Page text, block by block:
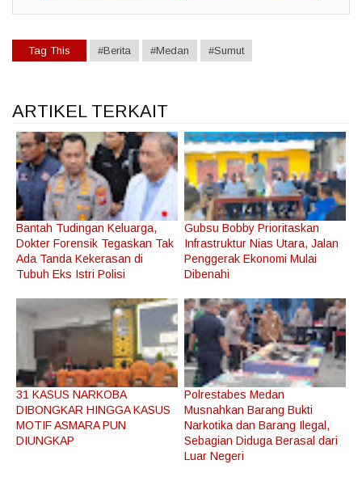
Tag This #Berita #Medan #Sumut
ARTIKEL TERKAIT
Bantah Tudingan Keluarga,
Dokter Forensik Tegaskan Tak
Ada Tanda Kekerasan di
Tubuh Eks Istri Polisi
Gubsu Bobby Prioritaskan
Infrastruktur Nias Utara, Jalan
Penggerak Ekonomi Mulai
Dibenahi
31 KASUS NARKOBA
DIBONGKAR HINGGA KASUS
MOTIF ASMARA PUN
DIUNGKAP
Polrestabes Medan
Musnahkan Barang Bukti
Narkotika dan Barang Ilegal,
Sebagian Diduga Berasal dari
Luar Negeri